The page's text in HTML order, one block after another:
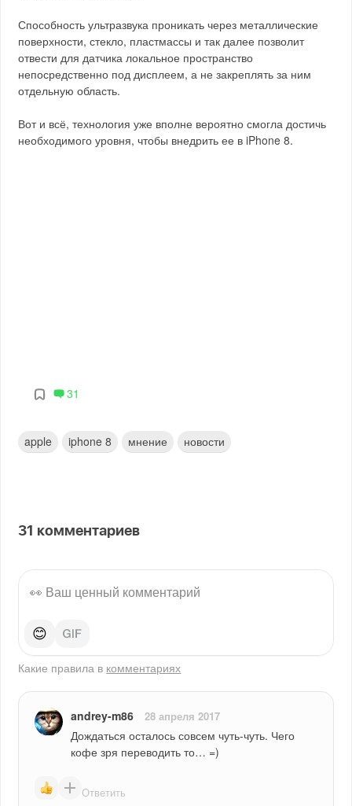
Способность ультразвука проникать через металлические
поверхности, стекло, пластмассы и так далее позволит
отвести для датчика локальное пространство
непосредственно под дисплеем, а не закреплять за ним
отдельную область.
Вот и всё, технология уже вполне вероятно смогла достичь
необходимого уровня, чтобы внедрить ее в iPhone 8.
31
apple iphone 8 мнение новости
31 комментариев
😊
Какие правила в комментариях
andrey-m86 28 апреля 2017
Дождаться осталось совсем чуть-чуть. Чего
кофе зря переводить то… =)
Ответить